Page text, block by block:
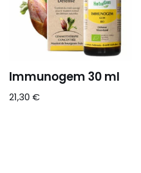
Immunogem 30 ml
21,30 €